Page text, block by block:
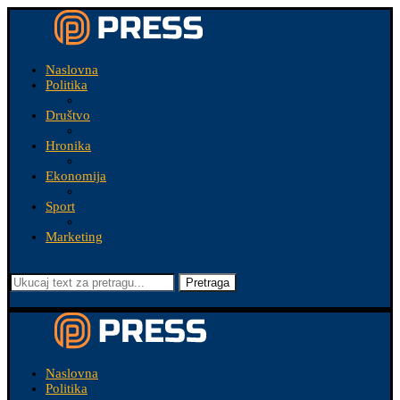
Naslovna
Politika
Društvo
Hronika
Ekonomija
Sport
Marketing
Pretraga
Naslovna
Politika